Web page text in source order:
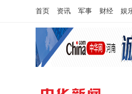
首页 资讯 军事 财经 娱